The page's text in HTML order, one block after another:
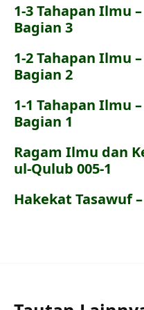
1-3 Tahapan Ilmu
Bagian 3
1-2 Tahapan Ilmu
Bagian 2
1-1 Tahapan Ilmu
Bagian 1
Ragam Ilmu dan
ul-Qulub 005-1
Hakekat Tasawuf